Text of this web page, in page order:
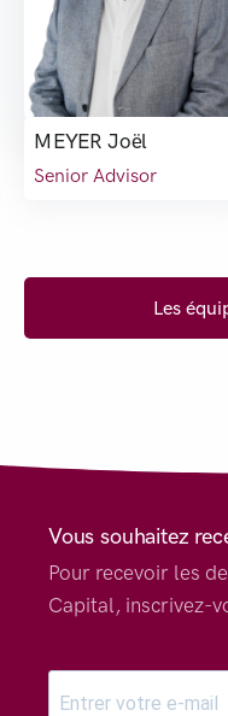
MEYER Joël
Senior Advisor
Les
Vous souhaitez
Pour recevoir les
Capital, inscrivez-